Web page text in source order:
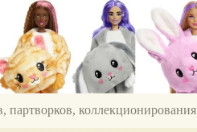
партворков, коллекционирования